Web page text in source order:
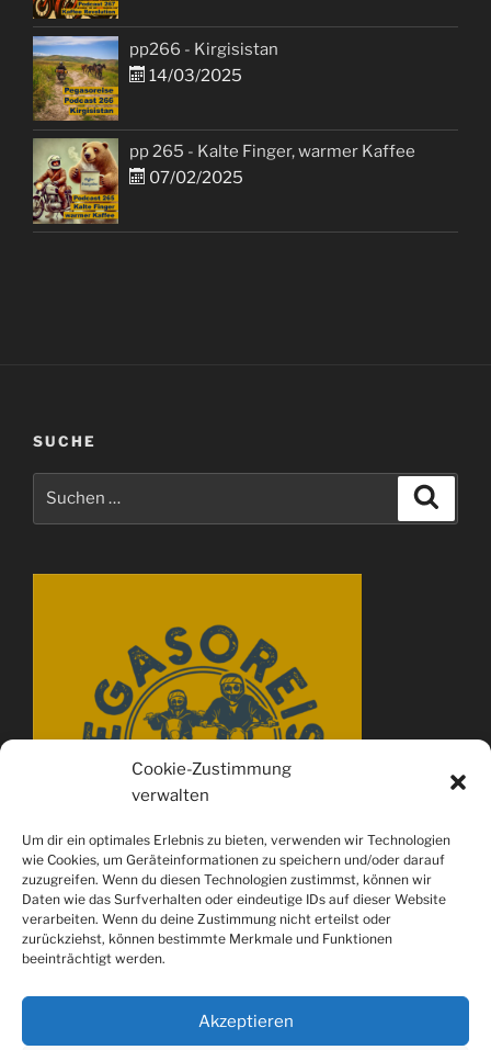
Cookie-Zustimmung
verwalten
Um dir ein optimales Erlebnis zu bieten, verwenden wir Technologien
wie Cookies, um Geräteinformationen zu speichern und/oder darauf
zuzugreifen. Wenn du diesen Technologien zustimmst, können wir
Daten wie das Surfverhalten oder eindeutige IDs auf dieser Website
verarbeiten. Wenn du deine Zustimmung nicht erteilst oder
zurückziehst, können bestimmte Merkmale und Funktionen
beeinträchtigt werden.
Akzeptieren
pp266 - Kirgisistan
14/03/2025
pp 265 - Kalte Finger, warmer Kaffee
07/02/2025
SUCHE